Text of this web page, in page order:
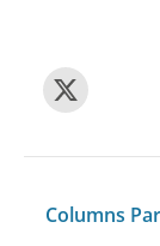
Columns